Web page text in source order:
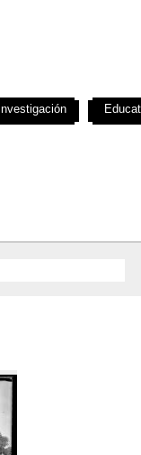
Investigación